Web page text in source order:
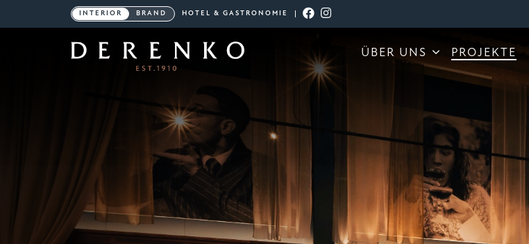
INTERIOR BRAND HOTEL & GASTRONOMIE
ÜBER UNS PROJEKTE